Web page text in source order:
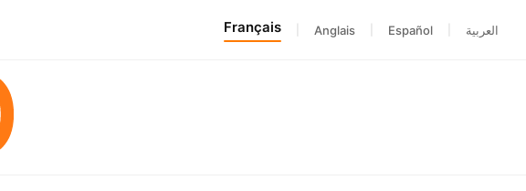
Français Anglais Español العربية